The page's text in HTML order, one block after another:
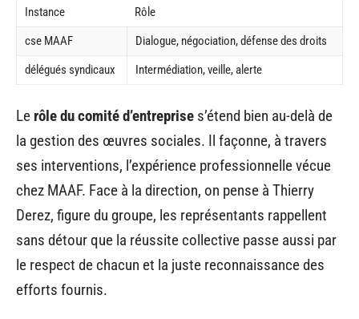
Instance
Rôle
cse MAAF
Dialogue, négociation, défense des droits
délégués syndicaux
Intermédiation, veille, alerte
Le rôle du comité d’entreprise s’étend bien au-delà de
la gestion des œuvres sociales. Il façonne, à travers
ses interventions, l’expérience professionnelle vécue
chez MAAF. Face à la direction, on pense à Thierry
Derez, figure du groupe, les représentants rappellent
sans détour que la réussite collective passe aussi par
le respect de chacun et la juste reconnaissance des
efforts fournis.